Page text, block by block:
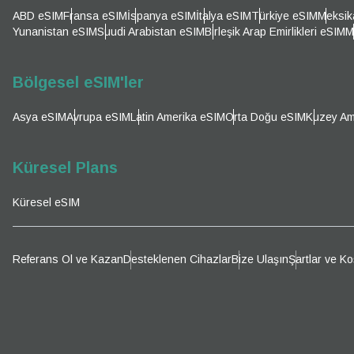
ABD eSIMFransa eSIMİspanya eSIMİtalya eSIMTürkiye eSIM
Yunanistan eSIMSuudi Arabistan eSIMBirleşik Arap Emirlikleri eSIM
Bölgesel eSIM'ler
Asya eSIMAvrupa eSIMLatin Amerika eSIMOrta Doğu eSIMKuzey
Küresel Plans
Küresel eSIM
Referans Ol ve KazanDesteklenen CihazlarBize UlaşınŞartlar ve
E-